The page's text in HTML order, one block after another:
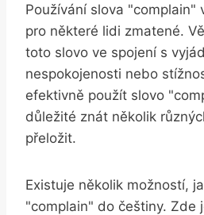
Používání slova "complain"
pro některé lidi zmatené.
toto slovo ve spojení s
nespokojenosti nebo
efektivně použít slovo
důležité znát několik
přeložit.
Existuje několik možností,
"complain" do češtiny. Zde